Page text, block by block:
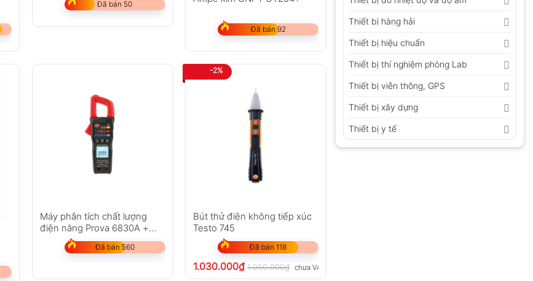
Thiết bị hàng hải
Thiết bị hiệu chuẩn
Thiết bị thí nghiệm phòng Lab
Thiết bị viễn thông, GPS
Thiết bị xây dựng
Thiết bị y tế
Đã bán 50
Đã bán 92
Máy phân tích chất lượng
điện năng Prova 6830A +
Đã bán 560
-2%
Bút thử điện không tiếp xúc
Testo 745
Đã bán 118
1.030.000₫ 1.050.000₫ chưa VAT 8%